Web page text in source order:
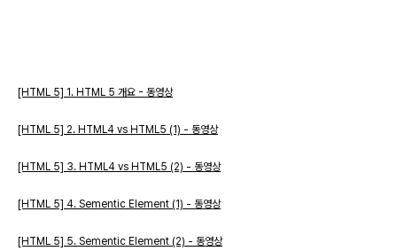
[HTML 5] 1. HTML 5 개요 - 동영상
[HTML 5] 2. HTML4 vs HTML5 (1) - 동영상
[HTML 5] 3. HTML4 vs HTML5 (2) - 동영상
[HTML 5] 4. Sementic Element (1) - 동영상
[HTML 5] 5. Sementic Element (2) - 동영상